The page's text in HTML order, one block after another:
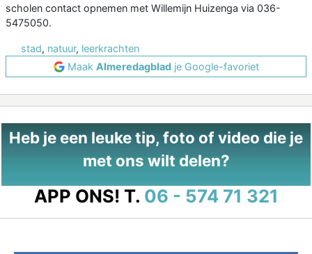
scholen contact opnemen met Willemijn Huizenga via 036-
5475050.
stad, natuur, leerkrachten
Maak Almeredagbladje Google-favoriet
Heb je een leuke tip, foto of video die je
met ons wilt delen?
APP ONS! T. 06 - 574 71 321